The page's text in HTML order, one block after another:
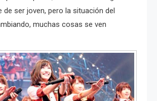
de ser joven, pero la situación del
muchas cosas se ven